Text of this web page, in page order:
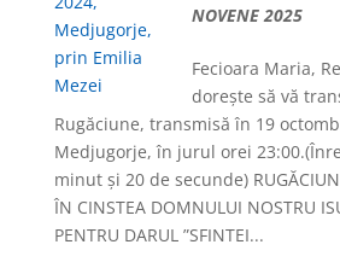
NOVENE 2025
Fecioara Maria,
dorește să vă
Rugăciune, transmisă în 19
Medjugorje, în jurul orei
minut și 20 de secunde)
ÎN CINSTEA DOMNULUI NOSTRU
PENTRU DARUL ”SFINTEI...